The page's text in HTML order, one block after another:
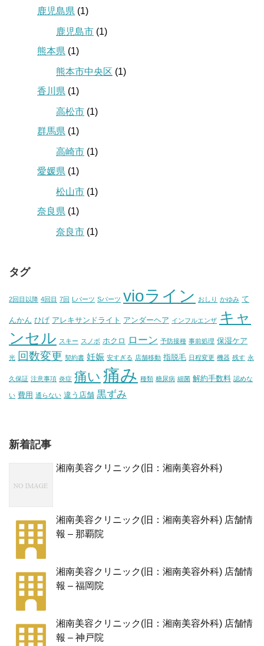
鹿児島県 (1)
鹿児島市 (1)
熊本県 (1)
熊本市中央区 (1)
香川県 (1)
高松市 (1)
群馬県 (1)
高崎市 (1)
愛媛県 (1)
松山市 (1)
奈良県 (1)
奈良市 (1)
タグ
2回目以降 4回目 7回 Lパーツ Sパーツ vioライン おしり かゆみ て
んかん ひげ アレキサンドライト アンダーヘア インフルエンザ キャ
ンセル スキー スノボ ホクロ ローン 予防接種 事前処理 保湿ケア
光 回数変更 契約書 妊娠 安すぎる 店舗移動 指脱毛 日程変更 機器 残す 永
久保証 注意事項 炎症 痛い 痛み 種類 糖尿病 細菌 解約手数料 認めな
い 費用 通らない 違う店舗 黒ずみ
新着記事
湘南美容クリニック(旧：湘南美容外科)
湘南美容クリニック(旧：湘南美容外科) 店舗情
報 – 那覇院
湘南美容クリニック(旧：湘南美容外科) 店舗情
報 – 福岡院
湘南美容クリニック(旧：湘南美容外科) 店舗情
報 – 神戸院